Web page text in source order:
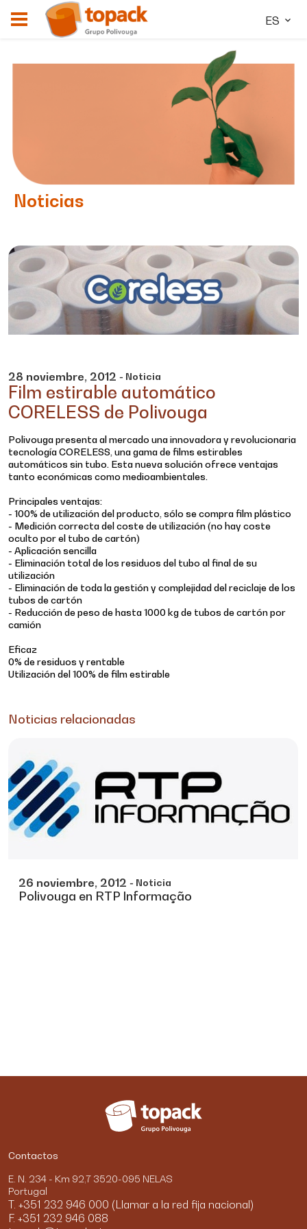
ES
Noticias
28 noviembre, 2012 - Noticia
Film estirable automático
CORELESS de Polivouga
Polivouga presenta al mercado una innovadora y revolucionaria
tecnología CORELESS, una gama de films estirables
automáticos sin tubo. Esta nueva solución ofrece ventajas
tanto económicas como medioambientales.
Principales ventajas:
- 100% de utilización del producto, sólo se compra film plástico
- Medición correcta del coste de utilización (no hay coste
oculto por el tubo de cartón)
- Aplicación sencilla
- Eliminación total de los residuos del tubo al final de su
utilización
- Eliminación de toda la gestión y complejidad del reciclaje de los
tubos de cartón
- Reducción de peso de hasta 1000 kg de tubos de cartón por
camión
Eficaz
0% de residuos y rentable
Utilización del 100% de film estirable
Noticias relacionadas
26 noviembre, 2012 - Noticia
Polivouga en RTP Informação
Contactos
E. N. 234 - Km 92,7 3520-095 NELAS
Portugal
T. +351 232 946 000 (Llamar a la red fija nacional)
F. +351 232 946 088